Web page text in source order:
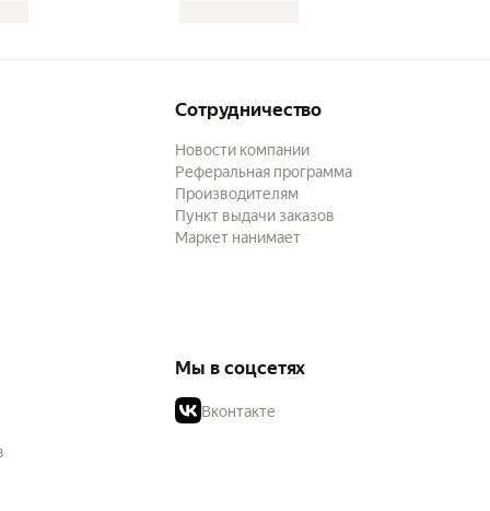
Сотрудничество
Новости компании
Реферальная программа
Производителям
Пункт выдачи заказов
Маркет нанимает
Мы в соцсетях
Вконтакте